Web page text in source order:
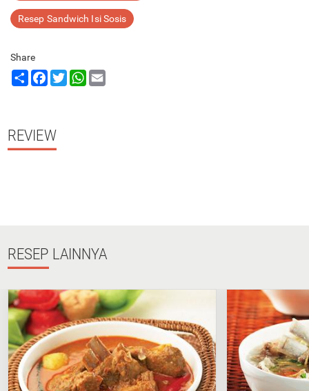
Resep Sandwich Isi Sosis
Share
ShareFacebook
TwitterWhatsApp
REVIEW
RESEP LAINNYA